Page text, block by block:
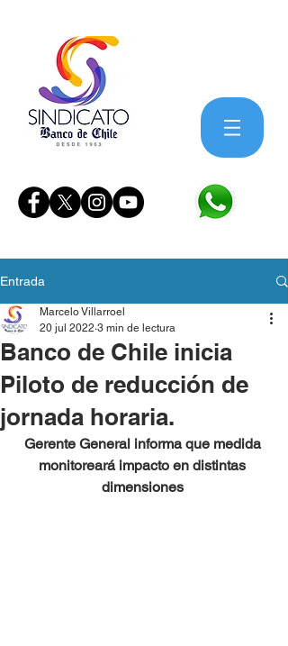
Entrada
Banco de Chile inicia
Piloto de reducción de
jornada horaria.
Marcelo Villarroel
20 jul 2022 3 min de lectura
Gerente General informa que medida
monitoreará impacto en distintas
dimensiones